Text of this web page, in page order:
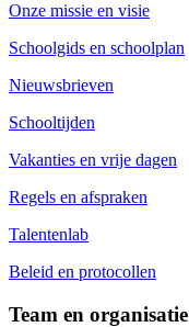
Onze missie en visie
Schoolgids en schoolplan
Nieuwsbrieven
Schooltijden
Vakanties en vrije dagen
Regels en afspraken
Talentenlab
Beleid en protocollen
Team en organisatie